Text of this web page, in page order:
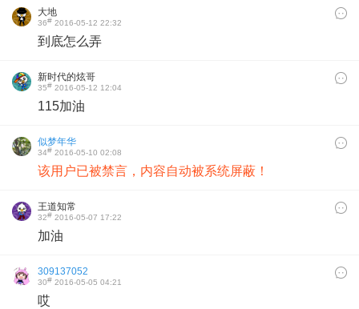
大地
36# 2016-05-12 22:32
到底怎么弄
新时代的炫哥
35# 2016-05-12 12:04
115加油
似梦年华
34# 2016-05-10 02:08
该用户已被禁言，内容自动被系统屏蔽！
王道知常
32# 2016-05-07 17:22
加油
309137052
30# 2016-05-05 04:21
哎